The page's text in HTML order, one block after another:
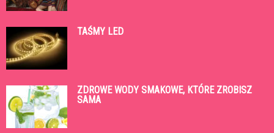
TAŚMY LED
ZDROWE WODY SMAKOWE, KTÓRE ZROBISZ
SAMA